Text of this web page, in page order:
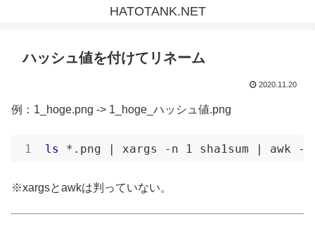
HATOTANK.NET
ハッシュ値を付けてリネーム
2020.11.20
例：1_hoge.png -> 1_hoge_ハッシュ値.png
ls *.png | xargs -n 1 sha1sum |
※xargsとawkは判っていない。